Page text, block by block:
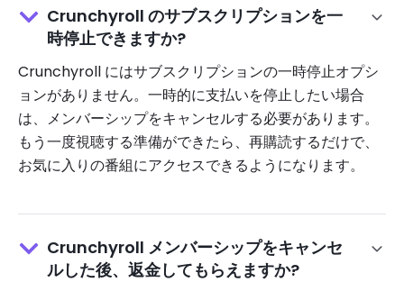
Crunchyroll のサブスクリプションを一
時停止できますか?
Crunchyroll にはサブスクリプションの一時停止オプシ
ョンがありません。一時的に支払いを停止したい場合
は、メンバーシップをキャンセルする必要があります。
もう一度視聴する準備ができたら、再購読するだけで、
お気に入りの番組にアクセスできるようになります。
Crunchyroll メンバーシップをキャンセ
ルした後、返金してもらえますか?